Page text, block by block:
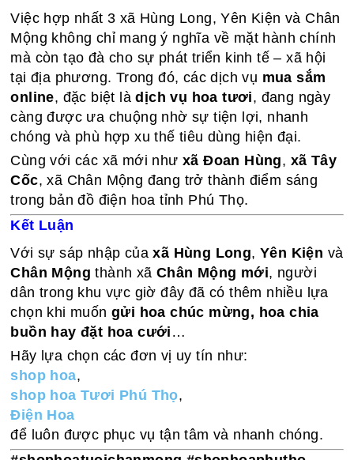
Việc hợp nhất 3 xã Hùng Long, Yên Kiện và Chân
Mộng không chỉ mang ý nghĩa về mặt hành chính
mà còn tạo đà cho sự phát triển kinh tế – xã hội
tại địa phương. Trong đó, các dịch vụ mua sắm
online, đặc biệt làdịch vụ hoa tươi, đang ngày
càng được ưa chuộng nhờ sự tiện lợi, nhanh
chóng và phù hợp xu thế tiêu dùng hiện đại.
Cùng với các xã mới nhưxã Đoan Hùng, xã Tây
Cốc, xã Chân Mộng đang trở thành điểm sáng
trong bản đồ điện hoa tỉnh Phú Thọ.
Kết Luận
Với sự sáp nhập củaxã Hùng Long,Yên Kiện và
Chân Mộng thành xãChân Mộng mới, người
dân trong khu vực giờ đây đã có thêm nhiều lựa
chọn khi muốngửi hoa chúc mừng, hoa chia
buồn hay đặt hoa cưới …
Hãy lựa chọn các đơn vị uy tín như:
shop hoa,
shop hoa Tươi Phú Thọ,
Điện Hoa
để luôn được phục vụ tận tâm và nhanh chóng.